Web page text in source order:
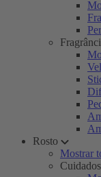
Rosto
Mostrar